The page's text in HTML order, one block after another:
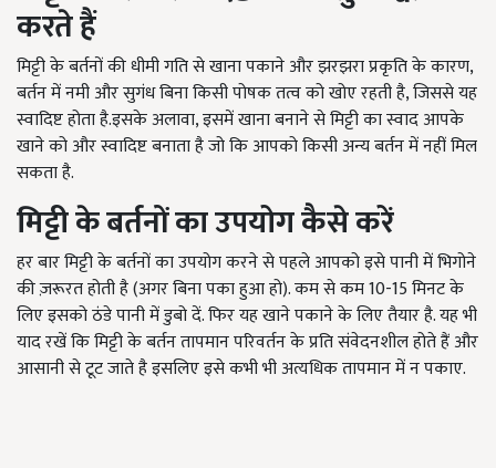
करते हैं
मिट्टी के बर्तनों की धीमी गति से खाना पकाने और झरझरा प्रकृति के कारण,
बर्तन में नमी और सुगंध बिना किसी पोषक तत्व को खोए रहती है, जिससे यह
स्वादिष्ट होता है.इसके अलावा, इसमें खाना बनाने से मिट्टी का स्वाद आपके
खाने को और स्वादिष्ट बनाता है जो कि आपको किसी अन्य बर्तन में नहीं मिल
सकता है.
मिट्टी के बर्तनों का उपयोग कैसे करें
हर बार मिट्टी के बर्तनों का उपयोग करने से पहले आपको इसे पानी में भिगोने
की ज़रूरत होती है (अगर बिना पका हुआ हो). कम से कम 10-15 मिनट के
लिए इसको ठंडे पानी में डुबो दें. फिर यह खाने पकाने के लिए तैयार है. यह भी
याद रखें कि मिट्टी के बर्तन तापमान परिवर्तन के प्रति संवेदनशील होते हैं और
आसानी से टूट जाते है इसलिए इसे कभी भी अत्यधिक तापमान में न पकाए.